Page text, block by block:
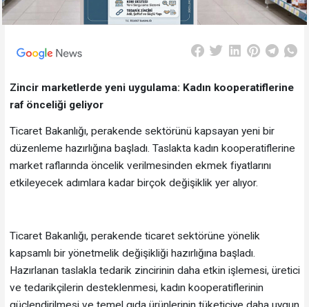
Zincir marketlerde yeni uygulama: Kadın kooperatiflerine
raf önceliği geliyor
Ticaret Bakanlığı, perakende sektörünü kapsayan yeni bir
düzenleme hazırlığına başladı. Taslakta kadın kooperatiflerine
market raflarında öncelik verilmesinden ekmek fiyatlarını
etkileyecek adımlara kadar birçok değişiklik yer alıyor.
Ticaret Bakanlığı, perakende ticaret sektörüne yönelik
kapsamlı bir yönetmelik değişikliği hazırlığına başladı.
Hazırlanan taslakla tedarik zincirinin daha etkin işlemesi, üretici
ve tedarikçilerin desteklenmesi, kadın kooperatiflerinin